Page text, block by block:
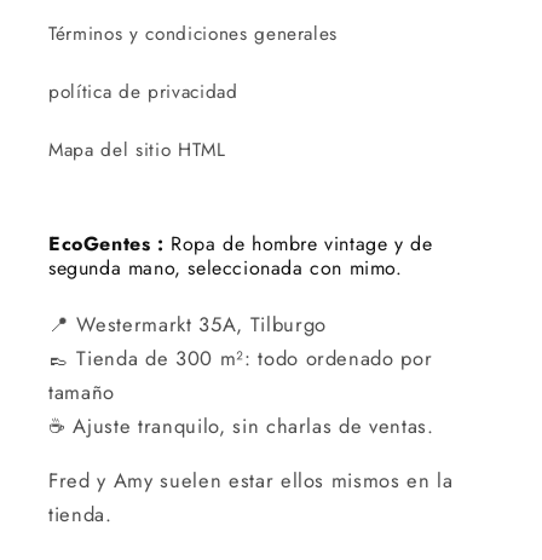
Términos y condiciones generales
política de privacidad
Mapa del sitio HTML
EcoGentes : Ropa de hombre vintage y de
segunda mano, seleccionada con mimo.
📍 Westermarkt 35A, Tilburgo
👞 Tienda de 300 m²: todo ordenado por
tamaño
☕ Ajuste tranquilo, sin charlas de ventas.
Fred y Amy suelen estar ellos mismos en la
tienda.